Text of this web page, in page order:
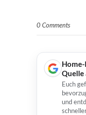
0 Comments
Quelle
Euch
und